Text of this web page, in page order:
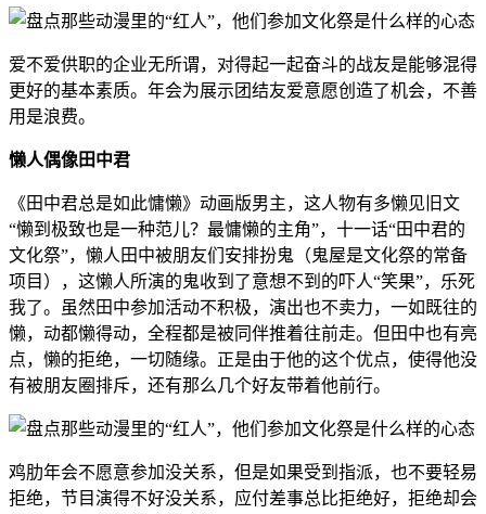
爱不爱供职的企业无所谓，对得起一起奋斗的战友是能够混得
更好的基本素质。年会为展示团结友爱意愿创造了机会，不善
用是浪费。
懒人偶像田中君
《田中君总是如此慵懒》动画版男主，这人物有多懒见旧文
“懒到极致也是一种范儿？最慵懒的主角”，十一话“田中君的
文化祭”，懒人田中被朋友们安排扮鬼（鬼屋是文化祭的常备
项目），这懒人所演的鬼收到了意想不到的吓人“笑果”，乐死
我了。虽然田中参加活动不积极，演出也不卖力，一如既往的
懒，动都懒得动，全程都是被同伴推着往前走。但田中也有亮
点，懒的拒绝，一切随缘。正是由于他的这个优点，使得他没
有被朋友圈排斥，还有那么几个好友带着他前行。
鸡肋年会不愿意参加没关系，但是如果受到指派，也不要轻易
拒绝，节目演得不好没关系，应付差事总比拒绝好，拒绝却会